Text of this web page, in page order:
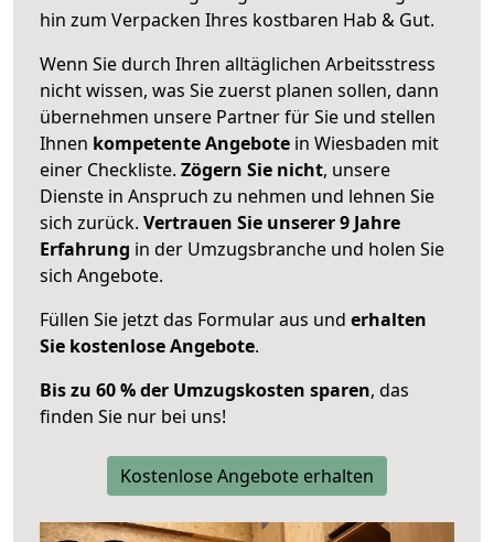
hin zum Verpacken Ihres kostbaren Hab & Gut.
Wenn Sie durch Ihren alltäglichen Arbeitsstress
nicht wissen, was Sie zuerst planen sollen, dann
übernehmen unsere Partner für Sie und stellen
Ihnen kompetente Angebote in Wiesbaden mit
einer Checkliste. Zögern Sie nicht, unsere
Dienste in Anspruch zu nehmen und lehnen Sie
sich zurück. Vertrauen Sie unserer 9 Jahre
Erfahrung in der Umzugsbranche und holen Sie
sich Angebote.
Füllen Sie jetzt das Formular aus und erhalten
Sie kostenlose Angebote.
Bis zu 60 % der Umzugskosten sparen, das
finden Sie nur bei uns!
Kostenlose Angebote erhalten